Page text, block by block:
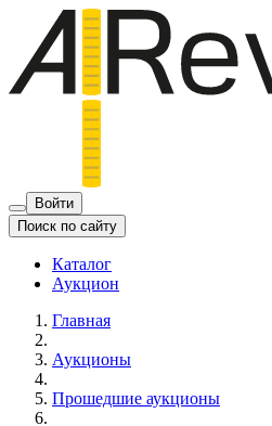
Войти
Поиск по сайту
Каталог
Аукцион
Главная
Аукционы
Прошедшие аукционы